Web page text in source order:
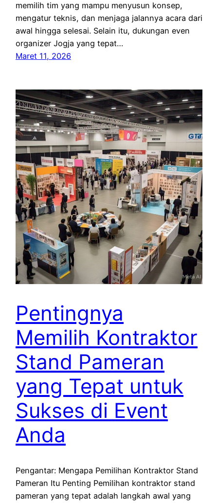
memilih tim yang mampu menyusun konsep,
mengatur teknis, dan menjaga jalannya acara dari
awal hingga selesai. Selain itu, dukungan even
organizer Jogja yang tepat…
Maret 11, 2026
Pentingnya
Memilih Kontraktor
Stand Pameran
yang Tepat untuk
Sukses di Event
Anda
Pengantar: Mengapa Pemilihan Kontraktor Stand
Pameran Itu Penting Pemilihan kontraktor stand
pameran yang tepat adalah langkah awal yang